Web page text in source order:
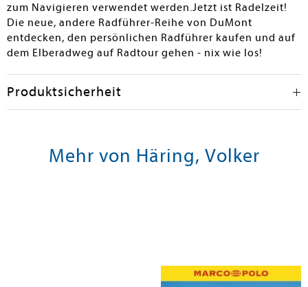
zum Navigieren verwendet werden.Jetzt ist Radelzeit!
Die neue, andere Radführer-Reihe von DuMont
entdecken, den persönlichen Radführer kaufen und auf
dem Elberadweg auf Radtour gehen - nix wie los!
Produktsicherheit
Mehr von Häring, Volker